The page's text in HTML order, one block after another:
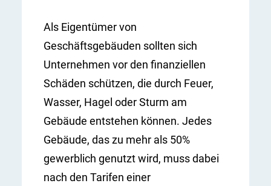
Als Eigentümer von
Geschäftsgebäuden sollten sich
Unternehmen vor den finanziellen
Schäden schützen, die durch Feuer,
Wasser, Hagel oder Sturm am
Gebäude entstehen können. Jedes
Gebäude, das zu mehr als 50%
gewerblich genutzt wird, muss dabei
nach den Tarifen einer